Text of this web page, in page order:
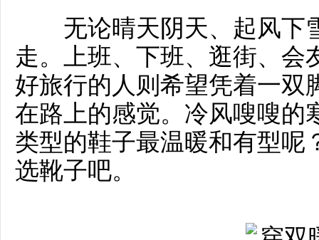
无论晴天阴天、起风下
走。上班、下班、逛街、会
好旅行的人则希望凭着一双
在路上的感觉。冷风嗖嗖的
类型的鞋子最温暖和有型呢
选靴子吧。